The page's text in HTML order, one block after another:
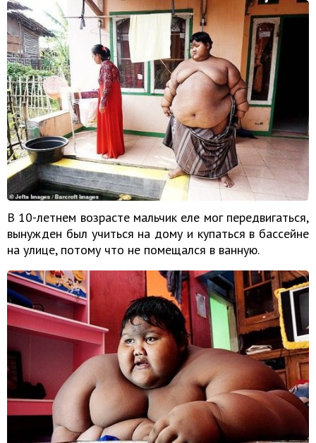
В 10-летнем возрасте мальчик еле мог передвигаться,
вынужден был учиться на дому и купаться в бассейне
на улице, потому что не помещался в ванную.